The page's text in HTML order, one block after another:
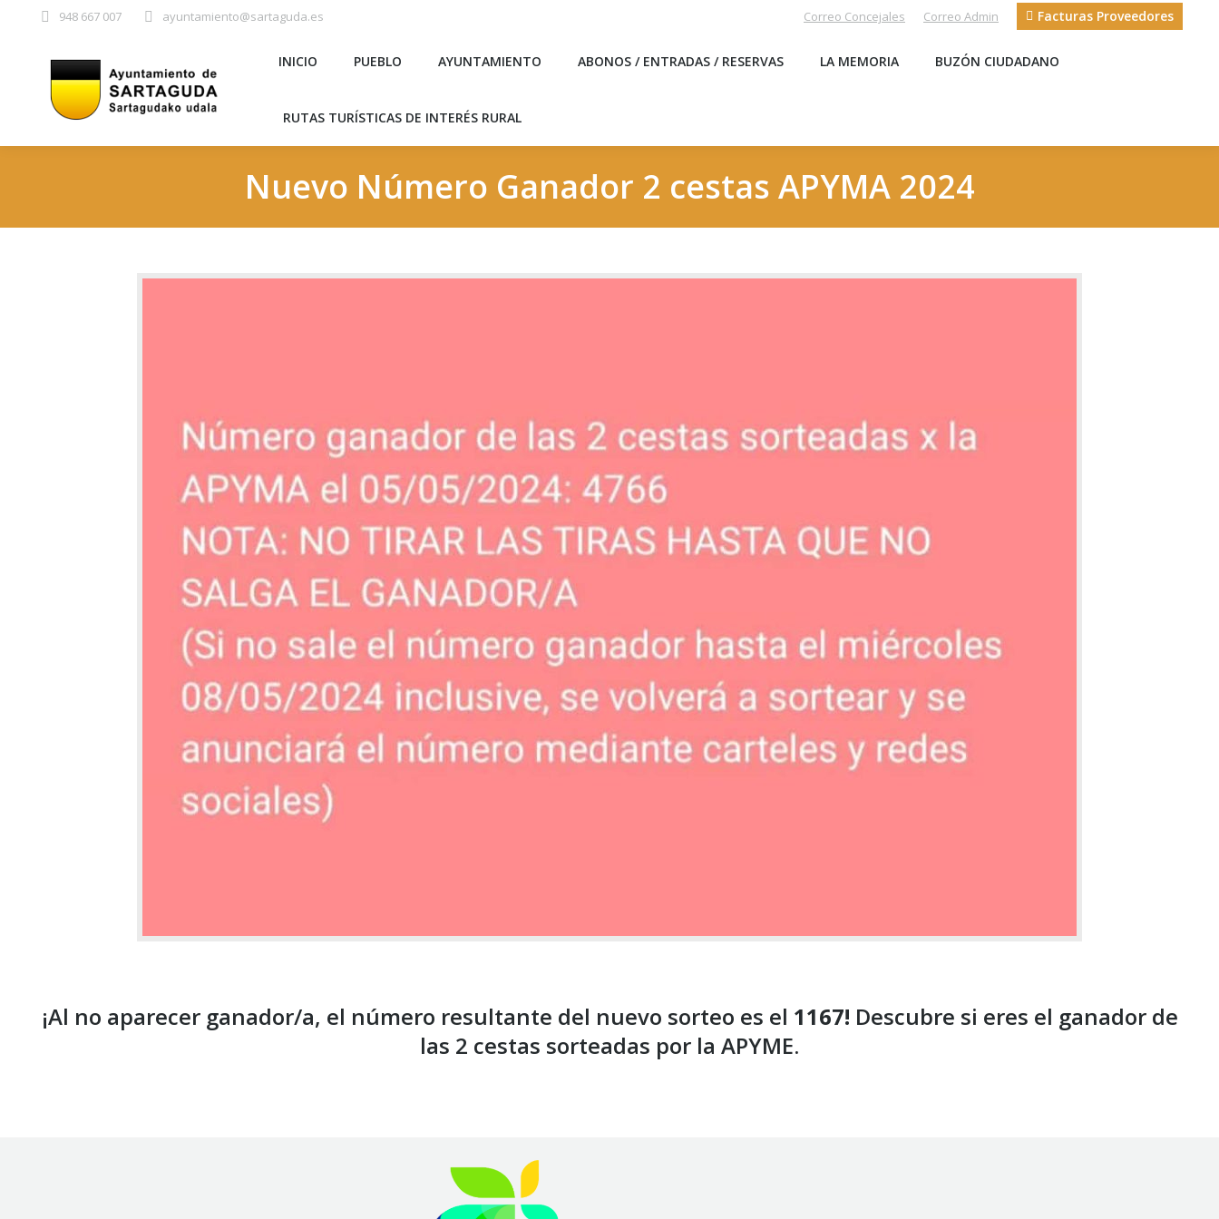
948 667 007 ayuntamiento@sartaguda.es Correo Concejales Correo Admin Facturas Proveedores
INICIO PUEBLO AYUNTAMIENTO ABONOS / ENTRADAS / RESERVAS LA MEMORIA BUZÓN CIUDADANO
RUTAS TURÍSTICAS DE INTERÉS RURAL
Nuevo Número Ganador 2 cestas APYMA 2024
¡Al no aparecer ganador/a, el número resultante del nuevo sorteo es el 1167! Descubre si eres el ganador de
las 2 cestas sorteadas por la APYME.
ABONOS / ENTRADAS / RESERVAS LA MEMORIA BUZÓN CIUDADANO